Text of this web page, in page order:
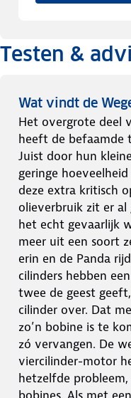
Testen &
Wat vindt de
Het overgrote deel
heeft de befaamde
Juist door hun
geringe
deze extra kritisch
olieverbruik zit er
het echt gevaarlijk
meer uit een soort
erin en de Panda
cilinders hebben
twee de geest
cilinder over. Dat
zo’n bobine is te
zó vervangen. De
viercilinder-motor
hetzelfde